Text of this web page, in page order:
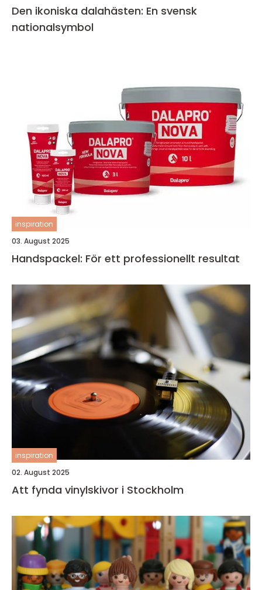
Den ikoniska dalahästen: En svensk
nationalsymbol
inspiration
03. August 2025
Handspackel: För ett professionellt resultat
inspiration
02. August 2025
Att fynda vinylskivor i Stockholm